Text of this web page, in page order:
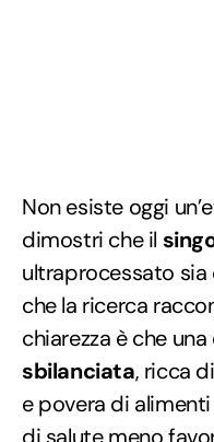
Non esiste oggi
dimostri che il
ultraprocessato sia
che la ricerca
chiarezza è che una
sbilanciata, ricca
e povera di
di salute meno